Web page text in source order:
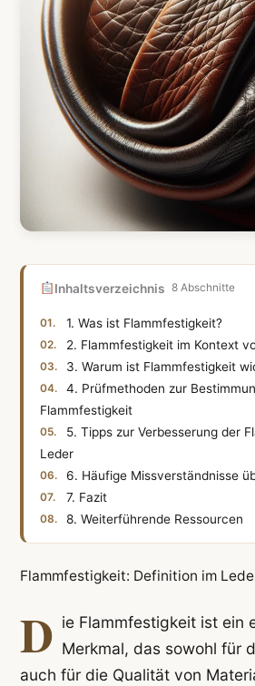
Inhaltsverzeichnis 8 Abschnitte
1. Was ist Flammfestigkeit?
2. Flammfestigkeit im Kontext
3. Warum ist Flammfestigkeit
4. Prüfmethoden zur
Flammfestigkeit
5. Tipps zur Verbesserung der
Leder
6. Häufige Missverständnisse
7. Fazit
8. Weiterführende Ressourcen
Flammfestigkeit: Definition im
D ie Flammfestigkeit ist ein
Merkmal, das sowohl für
auch für die Qualität von